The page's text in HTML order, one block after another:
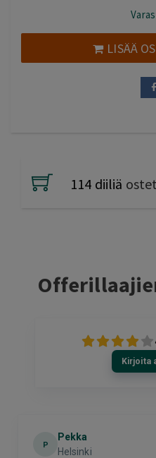
LISÄÄ
114 diiliä
Kirjoita
P
Pekka
Helsinki